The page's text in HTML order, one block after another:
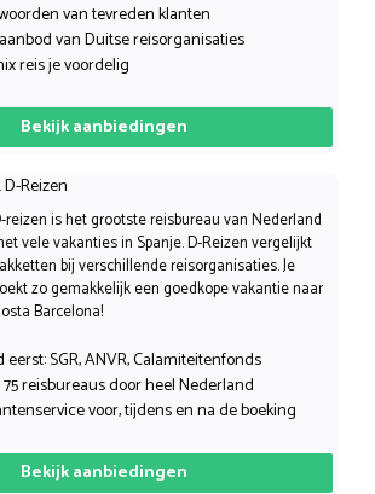
van tevreden klanten
van Duitse reisorganisaties
reis je voordelig
Bekijk aanbiedingen
D-Reizen
reizen is het grootste reisbureau van Nederland
vele vakanties in Spanje. D-Reizen vergelijkt
bij verschillende reisorganisaties. Je
zo gemakkelijk een goedkope vakantie naar
Barcelona!
SGR, ANVR, Calamiteitenfonds
reisbureaus door heel Nederland
voor, tijdens en na de boeking
Bekijk aanbiedingen